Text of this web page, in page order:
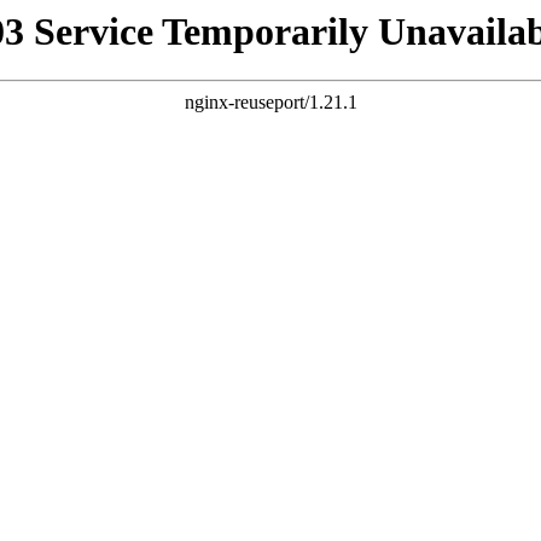
Service Temporarily
nginx-reuseport/1.21.1